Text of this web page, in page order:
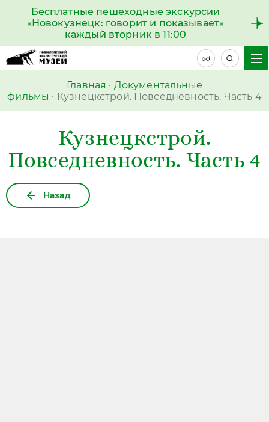
Бесплатные пешеходные экскурсии
«Новокузнецк: говорит и показывает»
каждый вторник в 11:00
Главная · Документальные
фильмы · Кузнецкстрой. Повседневность. Часть 4
Кузнецкстрой.
Повседневность. Часть 4
Назад